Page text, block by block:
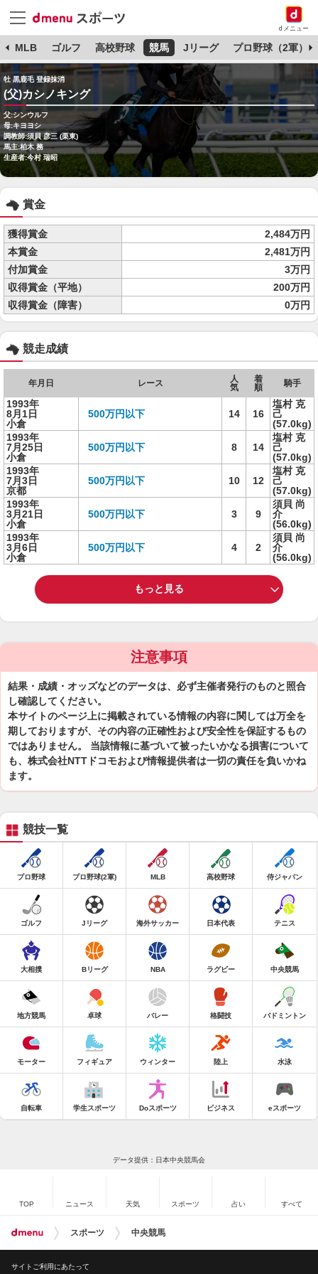
dメニュー
MLB ゴルフ 高校野球 競馬 Jリーグ プロ野球（2軍）
牡 黒鹿毛 登録抹消
(父)カシノキング
父:シンウルフ
母:キヨヨシ
調教師:須貝 彦三 (栗東)
馬主:柏木 務
生産者:今村 瑞昭
賞金
獲得賞金
2,484万円
本賞金
2,481万円
付加賞金
3万円
収得賞金（平地）
200万円
収得賞金（障害）
0万円
競走成績
年月日 レース
人
気
着
順
騎手
1993年
8月1日
小倉
500万円以下 14 16
塩村 克
己
(57.0kg)
1993年
7月25日
小倉
500万円以下 8 14
塩村 克
己
(57.0kg)
1993年
7月3日
京都
500万円以下 10 12
塩村 克
己
(57.0kg)
1993年
3月21日
小倉
500万円以下 3 9
須貝 尚
介
(56.0kg)
1993年
3月6日
小倉
500万円以下 4 2
須貝 尚
介
(56.0kg)
もっと見る
注意事項
結果・成績・オッズなどのデータは、必ず主催者発行のものと照合
し確認してください。
本サイトのページ上に掲載されている情報の内容に関しては万全を
期しておりますが、その内容の正確性および安全性を保証するもの
ではありません。 当該情報に基づいて被ったいかなる損害について
も、株式会社NTTドコモおよび情報提供者は一切の責任を負いかね
ます。
競技一覧
プロ野球 プロ野球(2軍) MLB 高校野球 侍ジャパン
ゴルフ Jリーグ 海外サッカー 日本代表 テニス
大相撲 Bリーグ NBA ラグビー 中央競馬
地方競馬 卓球 バレー 格闘技 バドミントン
モーター フィギュア ウィンター 陸上 水泳
自転車 学生スポーツ Doスポーツ ビジネス eスポーツ
データ提供：日本中央競馬会
TOP ニュース 天気 スポーツ 占い すべて
スポーツ 中央競馬
サイトご利用にあたって